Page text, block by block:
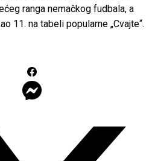
ranga nemačkog fudbala, a
11. na tabeli popularne „Cvajte“.